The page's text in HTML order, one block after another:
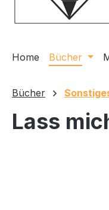
Home Bücher
Bücher
Lass